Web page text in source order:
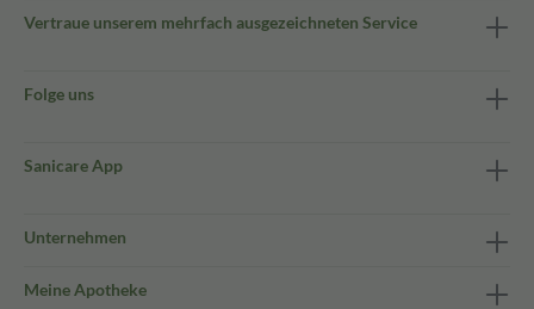
Vertraue unserem mehrfach ausgezeichneten Service
Folge uns
Sanicare App
Unternehmen
Meine Apotheke